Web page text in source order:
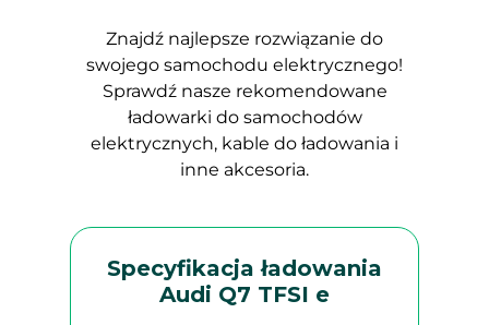
Specyfikacja ładowania
Audi Q7 TFSI e
Znajdź najlepsze rozwiązanie do
swojego samochodu elektrycznego!
Sprawdź nasze rekomendowane
ładowarki do samochodów
elektrycznych, kable do ładowania i
inne akcesoria.